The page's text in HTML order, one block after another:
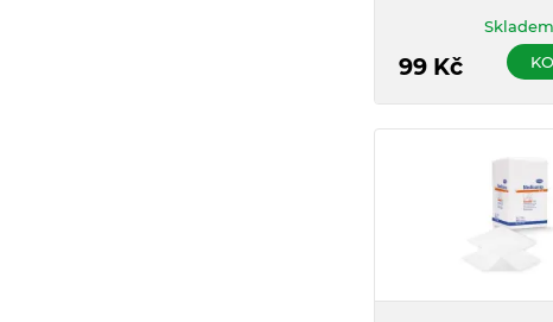
99 Kč